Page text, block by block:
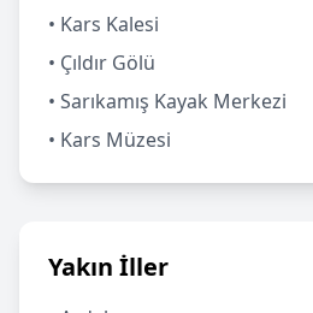
• Kars Kalesi
• Çıldır Gölü
• Sarıkamış Kayak Merkezi
• Kars Müzesi
Yakın İller